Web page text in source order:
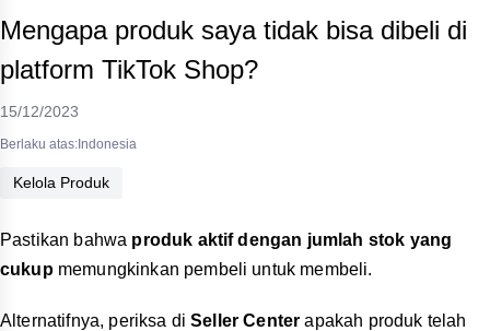
Mengapa produk saya tidak bisa dibeli di
platform TikTok Shop?
15/12/2023
Berlaku atas:Indonesia
Kelola Produk
Pastikan bahwa produk aktif dengan jumlah stok yang
cukupmemungkinkan pembeli untuk membeli.
Alternatifnya, periksa diSeller Centerapakah produk telah